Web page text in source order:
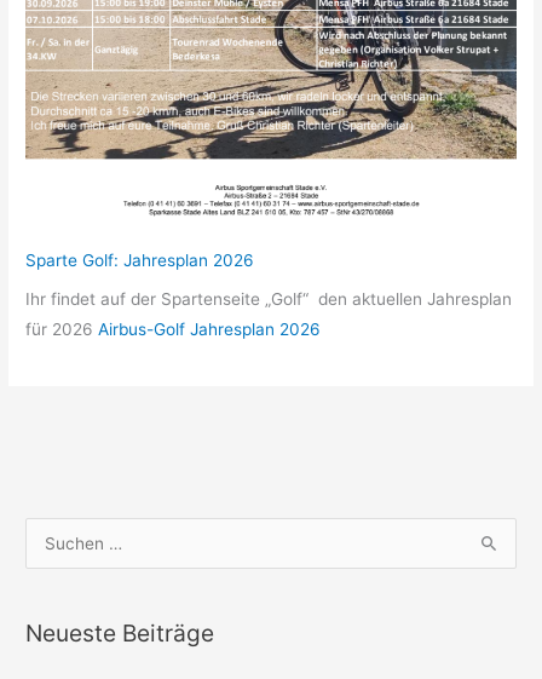
Sparte Golf: Jahresplan 2026
Ihr findet auf der Spartenseite „Golf“ den aktuellen Jahresplan
für 2026Airbus-Golf Jahresplan 2026
u
h
Neueste Beiträge